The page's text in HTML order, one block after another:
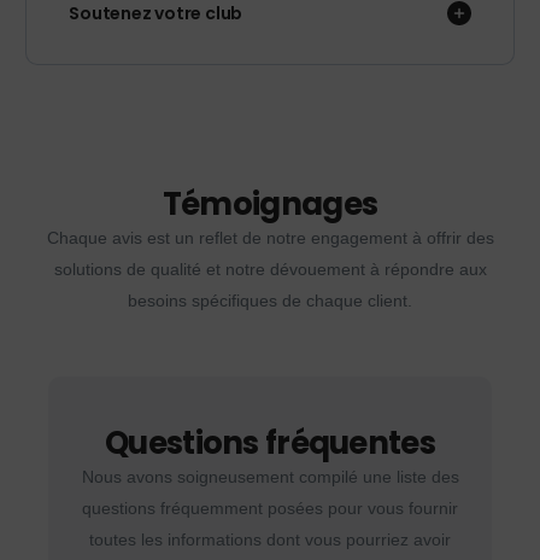
Soutenez votre club
Témoignages
Chaque avis est un reflet de notre engagement à offrir des
solutions de qualité et notre dévouement à répondre aux
besoins spécifiques de chaque client.
Questions fréquentes
Nous avons soigneusement compilé une liste des
questions fréquemment posées pour vous fournir
toutes les informations dont vous pourriez avoir